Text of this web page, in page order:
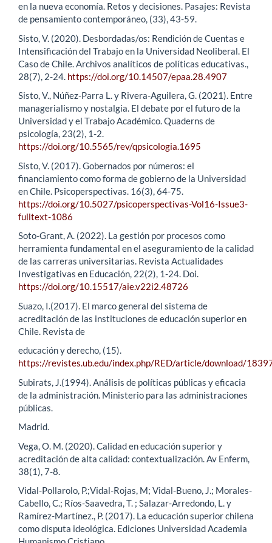
en la nueva economía. Retos y decisiones. Pasajes: Revista
de pensamiento contemporáneo, (33), 43-59.
Sisto, V. (2020). Desbordadas/os: Rendición de Cuentas e
Intensificación del Trabajo en la Universidad Neoliberal. El
Caso de Chile. Archivos analíticos de políticas educativas.,
28(7), 2-24. https://doi.org/10.14507/epaa.28.4907
Sisto, V., Núñez-Parra L. y Rivera-Aguilera, G. (2021). Entre
managerialismo y nostalgia. El debate por el futuro de la
Universidad y el Trabajo Académico. Quaderns de
psicología, 23(2), 1-2.
https://doi.org/10.5565/rev/qpsicologia.1695
Sisto, V. (2017). Gobernados por números: el
financiamiento como forma de gobierno de la Universidad
en Chile. Psicoperspectivas. 16(3), 64-75.
https://doi.org/10.5027/psicoperspectivas-Vol16-Issue3-
fulltext-1086
Soto-Grant, A. (2022). La gestión por procesos como
herramienta fundamental en el aseguramiento de la calidad
de las carreras universitarias. Revista Actualidades
Investigativas en Educación, 22(2), 1-24. Doi.
https://doi.org/10.15517/aie.v22i2.48726
Suazo, I.(2017). El marco general del sistema de
acreditación de las instituciones de educación superior en
Chile. Revista de
educación y derecho, (15).
https://revistes.ub.edu/index.php/RED/article/download/
Subirats, J.(1994). Análisis de políticas públicas y eficacia
de la administración. Ministerio para las administraciones
públicas.
Madrid.
Vega, O. M. (2020). Calidad en educación superior y
acreditación de alta calidad: contextualización. Av Enferm,
38(1), 7-8.
Vidal-Pollarolo, P.;Vidal-Rojas, M; Vidal-Bueno, J.; Morales-
Cabello, C.; Ríos-Saavedra, T. ; Salazar-Arredondo, L. y
Ramírez-Martínez., P. (2017). La educación superior chilena
como disputa ideológica. Ediciones Universidad Academia